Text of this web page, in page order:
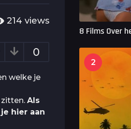
214 views
0
welke je
Als
hier aan
8 Films Over
2